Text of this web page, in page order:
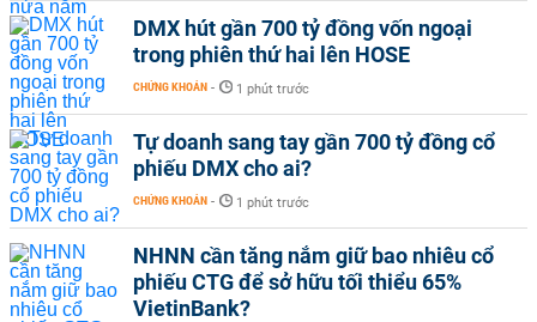
DMX hút gần 700 tỷ đồng vốn ngoại
trong phiên thứ hai lên HOSE
CHỨNG KHOÁN - 1 phút trước
Tự doanh sang tay gần 700 tỷ đồng cổ
phiếu DMX cho ai?
CHỨNG KHOÁN - 1 phút trước
NHNN cần tăng nắm giữ bao nhiêu cổ
phiếu CTG để sở hữu tối thiểu 65%
VietinBank?